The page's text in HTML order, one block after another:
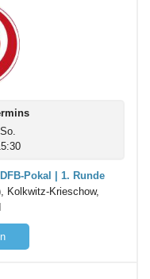
So.
Pokal | 1. Runde
Kolkwitz-Krieschow,